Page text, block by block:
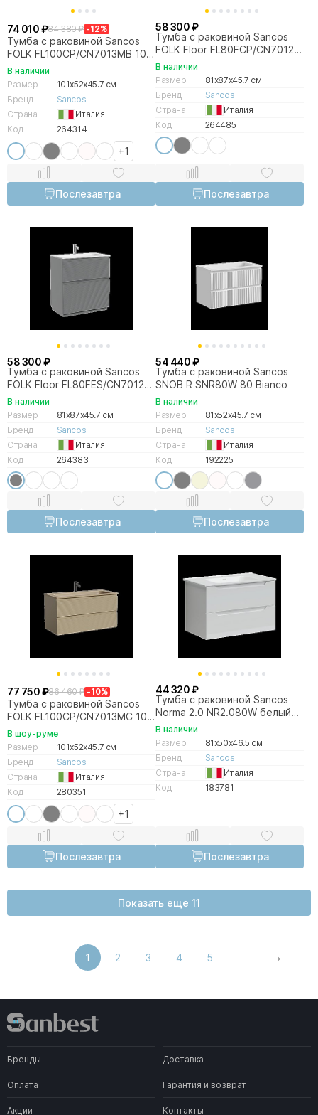
74 010 ₽84 380 ₽ -12%
Тумба с раковиной Sancos
FOLK FL100CP/CN7013MB 100
капучино
В наличии
Размер
101x52x45.7 см
Бренд
Sancos
Страна
Италия
Код
264314
+1
Послезавтра
58 300 ₽
Тумба с раковиной Sancos
FOLK Floor FL80FCP/CN7012
80 Капучино
В наличии
Размер
81x87x45.7 см
Бренд
Sancos
Страна
Италия
Код
264485
Послезавтра
58 300 ₽
Тумба с раковиной Sancos
FOLK Floor FL80FES/CN7012
80 Ergraut soft
В наличии
Размер
81x87x45.7 см
Бренд
Sancos
Страна
Италия
Код
264383
Послезавтра
54 440 ₽
Тумба с раковиной Sancos
SNOB R SNR80W 80 Bianco
В наличии
Размер
81x52x45.7 см
Бренд
Sancos
Страна
Италия
Код
192225
Послезавтра
77 750 ₽86 460 ₽ -10%
Тумба с раковиной Sancos
FOLK FL100CP/CN7013MC 100
капучино
В шоу-руме
Размер
101x52x45.7 см
Бренд
Sancos
Страна
Италия
Код
280351
+1
Послезавтра
44 320 ₽
Тумба с раковиной Sancos
Norma 2.0 NR2.080W белый
глянец
В наличии
Размер
81x50x46.5 см
Бренд
Sancos
Страна
Италия
Код
183781
Послезавтра
Показать еще 11
1 2 3 4 5
Бренды Доставка
Оплата Гарантия и возврат
Акции Контакты